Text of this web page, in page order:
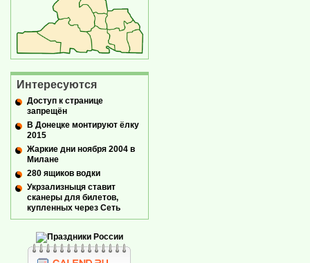
Интересуются
Доступ к странице
запрещён
В Донецке монтируют ёлку
2015
Жаркие дни ноября 2004 в
Милане
280 ящиков водки
Укрзализныця ставит
сканеры для билетов,
купленных через Сеть